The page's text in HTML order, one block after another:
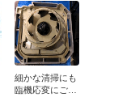
細かな清掃にも
臨機応変にご対